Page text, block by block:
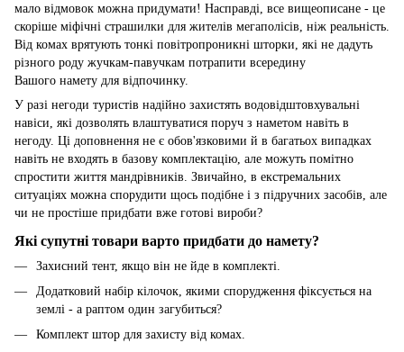
мало відмовок можна придумати! Насправді, все вищеописане - це
скоріше міфічні страшилки для жителів мегаполісів, ніж реальність.
Від комах врятують тонкі повітропроникні шторки, які не дадуть
різного роду жучкам-павучкам потрапити всередину
Вашого намету для відпочинку.
У разі негоди туристів надійно захистять водовідштовхувальні
навіси, які дозволять влаштуватися поруч з наметом навіть в
негоду. Ці доповнення не є обов'язковими й в багатьох випадках
навіть не входять в базову комплектацію, але можуть помітно
спростити життя мандрівників. Звичайно, в екстремальних
ситуаціях можна спорудити щось подібне і з підручних засобів, але
чи не простіше придбати вже готові вироби?
Які супутні товари варто придбати до намету?
Захисний тент, якщо він не йде в комплекті.
Додатковий набір кілочок, якими спорудження фіксується на
землі - а раптом один загубиться?
Комплект штор для захисту від комах.